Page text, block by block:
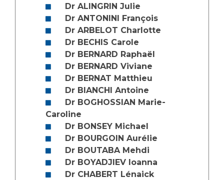
Vos droits, vos devoirs
Handicap
Handi 13
Pôle Médecine Physique et Réadaptation
Accueil sourds et malentendants
Charte Romain Jacob
Mouvement Parcours Handicap 13
Activité physique
Écoles et Instituts de Formation
Plateforme des internes
Professionnels de santé
Adresser un patient
Réseaux de soins
Adresser un examen au Laboratoire de Biologie
Médicale
Radiologie / Imagerie
Dr ALINGRIN Julie
Dr ANTONINI François
Dr ARBELOT Charlotte
Dr BECHIS Carole
Dr BERNARD Raphaël
Dr BERNARD Viviane
Dr BERNAT Matthieu
Dr BIANCHI Antoine
Caroline
Dr BONSEY Michael
Dr BOURGOIN Aurélie
Dr BOUTABA Mehdi
Dr BOYADJIEV Ioanna
Dr CHABERT Lénaick